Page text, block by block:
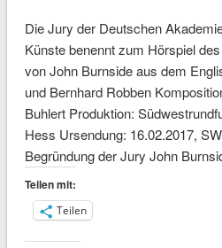
Die Jury der Deutschen
Künste benennt zum Hörspiel
von John Burnside aus dem
und Bernhard Robben
Buhlert Produktion:
Hess Ursendung: 16.02.2017,
Begründung der Jury John
Teilen mit:
Teilen